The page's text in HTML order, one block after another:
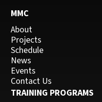
MMC
About
Projects
Schedule
News
Events
Contact Us
TRAINING PROGRAMS